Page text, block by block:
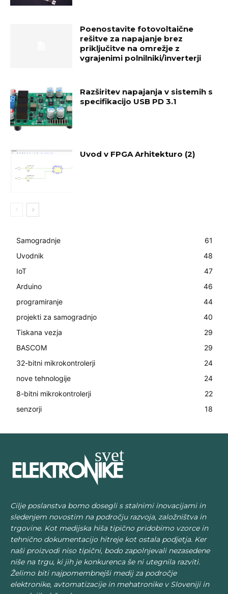
Poenostavite fotovoltaične
rešitve za napajanje brez
priključitve na omrežje z
vgrajenimi polnilniki/inverterji
Razširitev napajanja v sistemih s
specifikacijo USB PD 3.1
Uvod v FPGA Arhitekturo (2)
Samogradnje
61
Uvodnik
48
IoT
47
Arduino
46
programiranje
44
projekti za samogradnjo
40
Tiskana vezja
29
BASCOM
29
32-bitni mikrokontrolerji
24
nove tehnologije
24
8-bitni mikrokontrolerji
22
senzorji
18
Cilje poslanstva bomo dosegli s stalnimi inovacijami in
sledenjem novostim na področju razvoja, založništva in
trgovine. Kot medijska hiša tipično pridobimo vzorce in
tehnično dokumentacijo hitreje kot ostala podjetja. Ker
naši proizvodi niso tipični, bodo zapolnjevali nezasedene
niše na trgu, ki jih je konkurenca še ni utegnila razviti.
Želimo biti najpomembnejši medij za področje
elektronike, avtomatizacije in mehatronike v Sloveniji in